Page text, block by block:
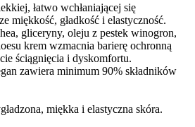
łatwo wchłaniającej się
miękkość, gładkość i elastyczność.
gliceryny, oleju z pestek winogron,
krem wzmacnia barierę ochronną
ściągnięcia i dyskomfortu.
zawiera minimum 90% składników
miękka i elastyczna skóra.